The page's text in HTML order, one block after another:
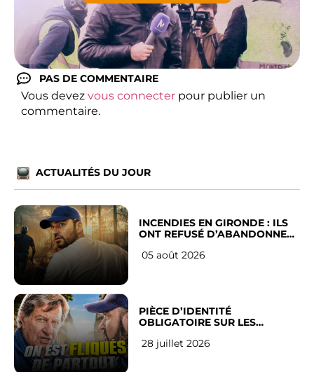
PAS DE COMMENTAIRE
Vous devez vous connecter pour publier un
commentaire.
ACTUALITÉS DU JOUR
INCENDIES EN GIRONDE : ILS
ONT REFUSÉ D’ABANDONNER
05 août 2026
PIÈCE D’IDENTITÉ
OBLIGATOIRE SUR LES
Français
28 juillet 2026